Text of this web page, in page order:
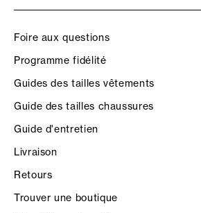
Foire aux questions
Programme fidélité
Guides des tailles vêtements
Guide des tailles chaussures
Guide d'entretien
Livraison
Retours
Trouver une boutique